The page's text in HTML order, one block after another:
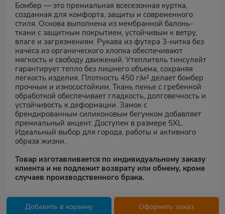
Бомбер — это премиальная всесезонная куртка,
созданная для комфорта, защиты и современного
стиля. Основа выполнена из мембранной балонь-
ткани с защитным покрытием, устойчивым к ветру,
влаге и загрязнениям. Рукава из футера 3-нитка без
начёса из органического хлопка обеспечивают
мягкость и свободу движений. Утеплитель тинсулейт
гарантирует тепло без лишнего объема, сохраняя
легкость изделия. Плотность 450 г/м² делает бомбер
прочным и износостойким. Ткань пенье с гребенной
обработкой обеспечивает гладкость, долговечность и
устойчивость к деформации. Замок с
брендированным силиконовым бегунком добавляет
премиальный акцент. Доступен в размере 5XL.
Идеальный выбор для города, работы и активного
образа жизни.
Товар изготавливается по индивидуальному заказу
клиента и не подлежит возврату или обмену, кроме
случаев производственного брака.
Добавить в корзину Оформить заказ